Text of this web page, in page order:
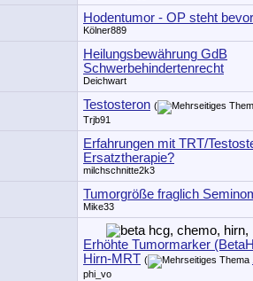
Hodentumor - OP steht bevor
Kölner889
Heilungsbewährung GdB
Schwerbehindertenrecht
Deichwart
Testosteron (
Trjb91
Erfahrungen mit TRT/
Ersatztherapie?
milchschnitte2k3
Tumorgröße fraglich
Mike33
Erhöhte Tumormarker
Hirn-MRT (
phi_vo